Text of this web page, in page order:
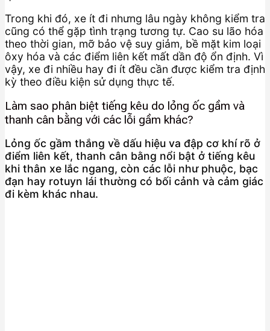
Trong khi đó, xe ít đi nhưng lâu ngày không kiểm tra
cũng có thể gặp tình trạng tương tự. Cao su lão hóa
theo thời gian, mỡ bảo vệ suy giảm, bề mặt kim loại
ôxy hóa và các điểm liên kết mất dần độ ổn định. Vì
vậy, xe đi nhiều hay đi ít đều cần được kiểm tra định
kỳ theo điều kiện sử dụng thực tế.
Làm sao phân biệt tiếng kêu do lỏng ốc gầm và
thanh cân bằng với các lỗi gầm khác?
Lỏng ốc gầm thắng về dấu hiệu va đập cơ khí rõ ở
điểm liên kết, thanh cân bằng nổi bật ở tiếng kêu
khi thân xe lắc ngang, còn các lỗi như phuộc, bạc
đạn hay rotuyn lái thường có bối cảnh và cảm giác
đi kèm khác nhau.